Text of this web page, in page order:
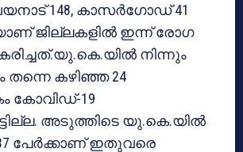
148, കാസര്‍ഗോഡ് 41
ജില്ലകളില്‍ ഇന്ന് രോഗ
നിന്നും
കഴിഞ്ഞ 24
കോവിഡ്-19
അടുത്തിടെ യു.കെ.യില്‍
പേര്‍ക്കാണ് ഇതുവരെ